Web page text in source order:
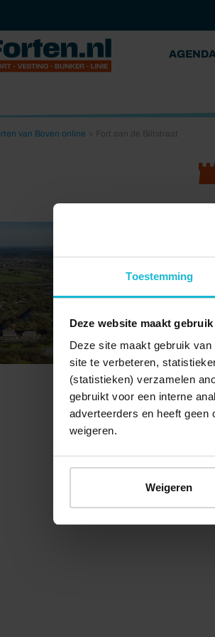
Toestemming
Deze website maakt
Deze site maakt gebruik
site te verbeteren,
(statistieken) verzamelen
gebruikt voor een interne
adverteerders en heeft
weigeren.
Weigeren
van Boven online
© 2026 Stichting Forten Nederland